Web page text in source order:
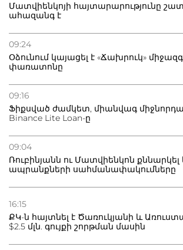
Մատվիենկոյի հայտարարությունը
ահազանգ է
09:24
Օձունում կայացել է «Ճախրուկ»
փառատոնը
09:16
Ֆիքսված ժամկետ, միանվագ
Binance Lite Loan-ը
09:04
Ռուբինյանն ու Մատվիենկոն
ապրանքների սահմանափակումները
16:15
ՔԿ-ն հայտնել է Ծառուկյանի և
$2.5 մլն. գույքի շորթման մասին